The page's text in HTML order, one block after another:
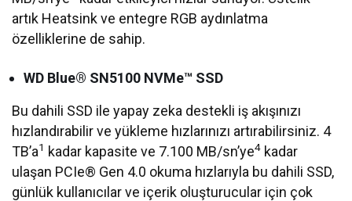
artık Heatsink ve entegre RGB aydınlatma
özelliklerine de sahip.
WD Blue® SN5100 NVMe™ SSD
Bu dahili SSD ile yapay zeka destekli iş akışınızı
hızlandırabilir ve yükleme hızlarınızı artırabilirsiniz. 4
TB’a1 kadar kapasite ve 7.100 MB/sn’ye4 kadar
ulaşan PCIe® Gen 4.0 okuma hızlarıyla bu dahili SSD,
günlük kullanıcılar ve içerik oluşturucular için çok